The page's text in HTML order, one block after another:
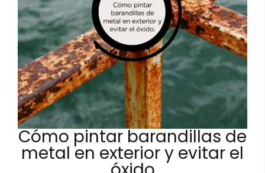
Cómo pintar barandillas de
metal en exterior y evitar el